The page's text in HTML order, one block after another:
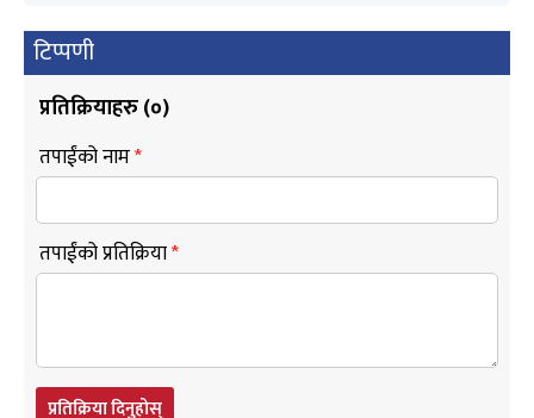
टिप्पणी
प्रतिक्रियाहरु (०)
तपाईंको नाम*
तपाईंको प्रतिक्रिया*
प्रतिक्रिया दिनुहोस्